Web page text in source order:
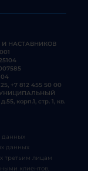
НАСТАВНИКОВ
, +7 812 455 50 00
корп.1, стр. 1, кв.
данных
данных
третьим лицам
клиентов,